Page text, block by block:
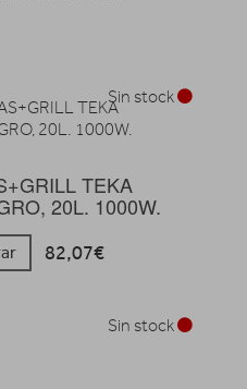
TEKA
20L. 1000W.
82,07€
Sin stock
Sin stock